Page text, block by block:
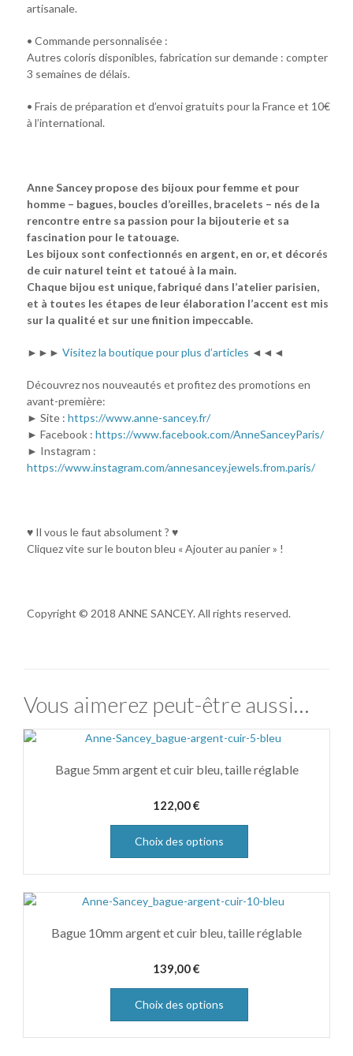
artisanale.
• Commande personnalisée :
Autres coloris disponibles, fabrication sur demande : compter
3 semaines de délais.
• Frais de préparation et d’envoi gratuits pour la France et 10€
à l’international.
Anne Sancey propose des bijoux pour femme et pour
homme – bagues, boucles d’oreilles, bracelets – nés de la
rencontre entre sa passion pour la bijouterie et sa
fascination pour le tatouage.
Les bijoux sont confectionnés en argent, en or, et décorés
de cuir naturel teint et tatoué à la main.
Chaque bijou est unique, fabriqué dans l’atelier parisien,
et à toutes les étapes de leur élaboration l’accent est mis
sur la qualité et sur une finition impeccable.
►►► Visitez la boutique pour plus d’articles ◄◄◄
Découvrez nos nouveautés et profitez des promotions en
avant-première:
► Site : https://www.anne-sancey.fr/
► Facebook : https://www.facebook.com/AnneSanceyParis/
► Instagram :
https://www.instagram.com/annesancey.jewels.from.paris/
♥ Il vous le faut absolument ? ♥
Cliquez vite sur le bouton bleu « Ajouter au panier » !
Copyright © 2018 ANNE SANCEY. All rights reserved.
Vous aimerez peut-être aussi…
Bague 5mm argent et cuir bleu, taille réglable
122,00€
Choix des options
Bague 10mm argent et cuir bleu, taille réglable
139,00€
Choix des options